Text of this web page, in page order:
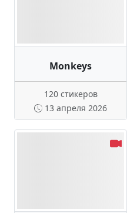
Monkeys
120 стикеров
13 апреля 2026